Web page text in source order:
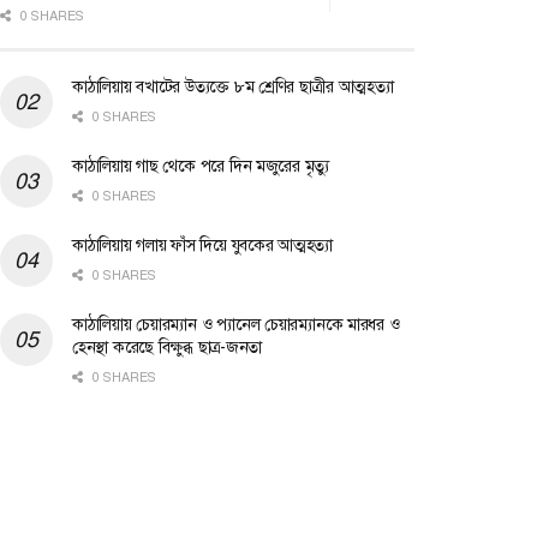
0 SHARES
কাঠালিয়ায় বখাটের উত্যক্তে ৮ম শ্রেণির ছাত্রীর আত্মহত্যা
0 SHARES
কাঠালিয়ায় গাছ থেকে পরে দিন মজুরের মৃত্যু
0 SHARES
কাঠালিয়ায় গলায় ফাঁস দিয়ে যুবকের আত্মহত্যা
0 SHARES
কাঠালিয়ায় চেয়ারম্যান ও প্যানেল চেয়ারম্যানকে মারধর ও
হেনস্থা করেছে বিক্ষুব্ধ ছাত্র-জনতা
0 SHARES